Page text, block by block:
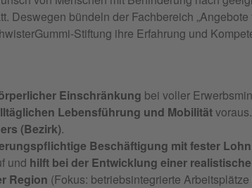
Deswegen bündeln der Fachbereich
Stiftung ihre Erfahrung und
Einschränkung bei voller
Lebensführung und Mobilitätvoraus.
(Bezirk).
Beschäftigung mit fester
und hilft bei der Entwicklung einer
Region (Fokus: betriebsintegrierte